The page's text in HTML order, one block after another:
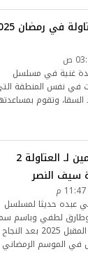
غنية في مسلسل
في نفس المنطقة
وتقوم
كواليس انضمام نسرين أمين لـ العتاولة 2
سيف النصر
عبده حديثا لمسلسل
السقا وطارق لطفي وباسم
والمقرر عرضه في دراما رمضان المقبل 2025 بعد النجاح
في الموسم الرمضاني